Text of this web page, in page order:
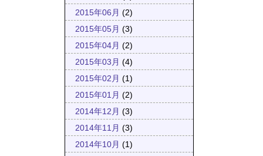
2015年06月 (2)
2015年05月 (3)
2015年04月 (2)
2015年03月 (4)
2015年02月 (1)
2015年01月 (2)
2014年12月 (3)
2014年11月 (3)
2014年10月 (1)